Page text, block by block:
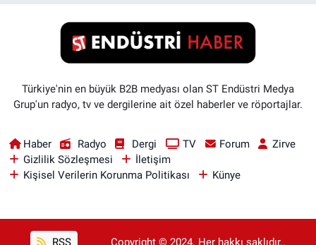
Türkiye'nin en büyük B2B medyası olan ST Endüstri Medya
Grup'un radyo, tv ve dergilerine ait özel haberler ve röportajlar.
Haber Radyo Dergi TV Forum
Zirve
Gizlilik Sözleşmesi
İletişim
Kişisel Verilerin Korunma Politikası
Künye
RSS Copyright © 2024. Her hakkı saklıdır..